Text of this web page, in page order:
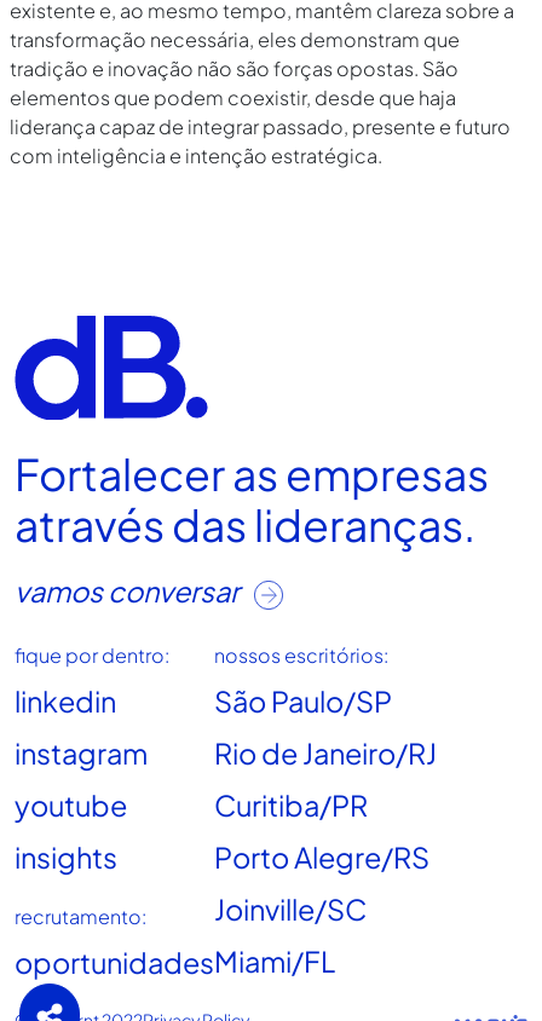
existente e, ao mesmo tempo, mantêm clareza sobre a
transformação necessária, eles demonstram que
tradição e inovação não são forças opostas. São
elementos que podem coexistir, desde que haja
liderança capaz de integrar passado, presente e futuro
com inteligência e intenção estratégica.
Fortalecer as empresas
através das lideranças.
vamos conversar
fique por dentro:
linkedin
instagram
youtube
insights
recrutamento:
oportunidades
nossos escritórios:
São Paulo/SP
Rio de Janeiro/RJ
Curitiba/PR
Porto Alegre/RS
Joinville/SC
Miami/FL